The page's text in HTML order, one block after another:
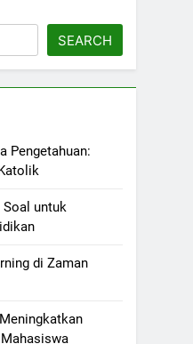
SEARCH
Pengetahuan:
Soal untuk
di Zaman